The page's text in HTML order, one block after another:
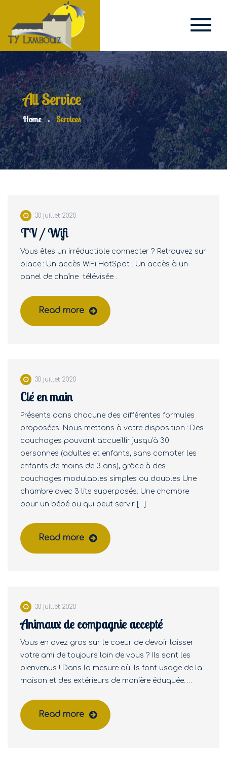
All Service
Home Services
30 juillet 2020
TV / Wifi
Vous êtes un irréductible connecter ? Retrouvez sur
place : Un accès WiFi HotSpot . Un accès à un
panel de chaîne télévisée .
Read more
30 juillet 2020
Clé en main
Présents dans chacune des différentes formules
proposées. Nous mettons à votre disposition : Des
couchages pouvant accueillir jusqu’à 30
personnes (adultes et enfants, sans compter les
enfants de moins de 3 ans), grâce à des
couchages modulables simples ou doubles Une
chambre avec 3 lits superposés. Une chambre
pour un bébé ou qui peut servir […]
Read more
30 juillet 2020
Animaux de compagnie accepté
Vous en avez gros sur le coeur de devoir laisser
votre ami de toujours loin de vous ? Ils sont les
bienvenus ! Dans la mesure où ils font usage de la
maison et des extérieurs de manière éduquée. …
Read more